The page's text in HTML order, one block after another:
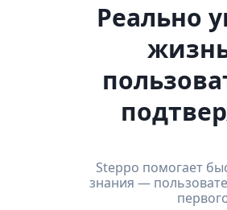
Реально
Steppo помогает
знания —